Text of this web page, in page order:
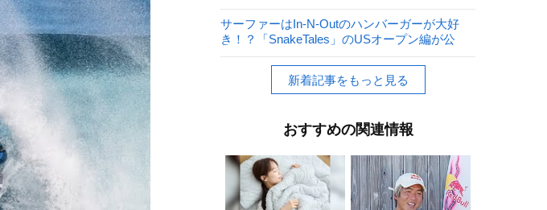
サーファーはIn-N-Outのハンバーガーが大好
き！？「SnakeTales」のUSオープン編が公
新着記事をもっと見る
おすすめの関連情報